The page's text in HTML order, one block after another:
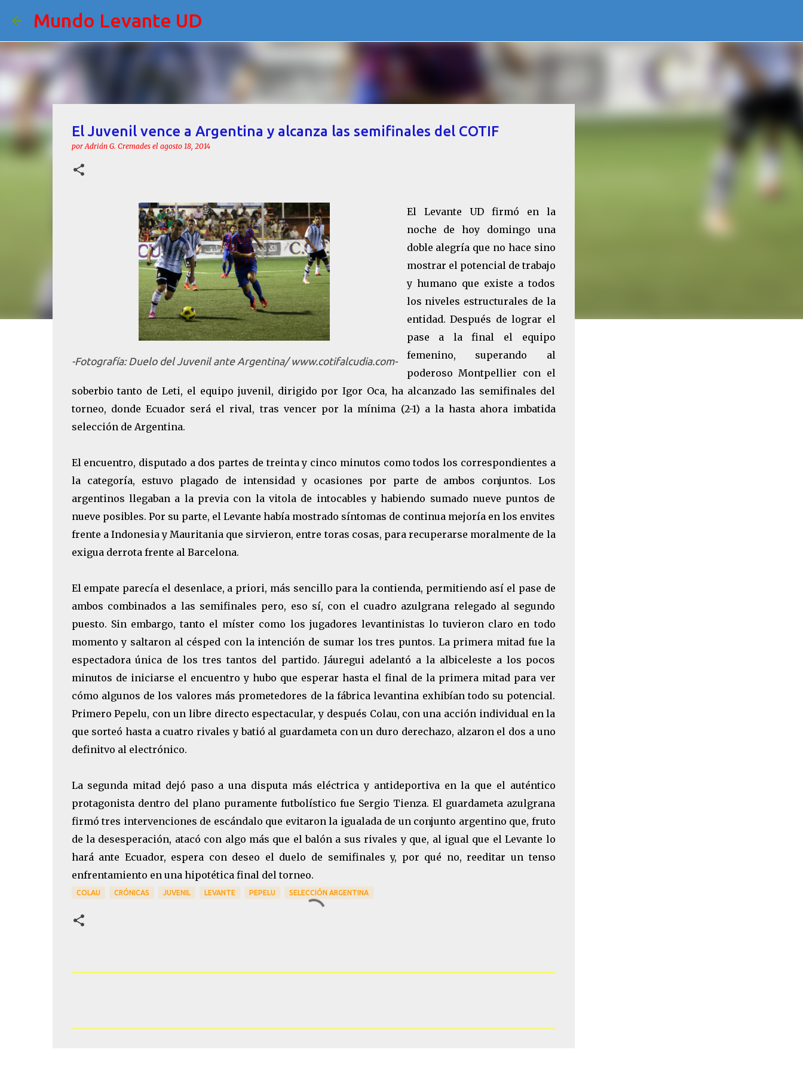
Mundo Levante UD
El Juvenil vence a Argentina y alcanza las semifinales del COTIF
porAdrián G. Cremades el agosto 18, 2014
-Fotografía: Duelo del Juvenil ante Argentina/ www.cotifalcudia.com-
El Levante UD firmó en la
noche de hoy domingo una
doble alegría que no hace sino
mostrar el potencial de trabajo
y humano que existe a todos
los niveles estructurales de la
entidad. Después de lograr el
pase a la final el equipo
femenino, superando al
poderoso Montpellier con el
soberbio tanto de Leti, el equipo juvenil, dirigido por Igor Oca, ha alcanzado las semifinales del
torneo, donde Ecuador será el rival, tras vencer por la mínima (2-1) a la hasta ahora imbatida
selección de Argentina.
El encuentro, disputado a dos partes de treinta y cinco minutos como todos los correspondientes a
la categoría, estuvo plagado de intensidad y ocasiones por parte de ambos conjuntos. Los
argentinos llegaban a la previa con la vitola de intocables y habiendo sumado nueve puntos de
nueve posibles. Por su parte, el Levante había mostrado síntomas de continua mejoría en los envites
frente a Indonesia y Mauritania que sirvieron, entre toras cosas, para recuperarse moralmente de la
exigua derrota frente al Barcelona.
El empate parecía el desenlace, a priori, más sencillo para la contienda, permitiendo así el pase de
ambos combinados a las semifinales pero, eso sí, con el cuadro azulgrana relegado al segundo
puesto. Sin embargo, tanto el míster como los jugadores levantinistas lo tuvieron claro en todo
momento y saltaron al césped con la intención de sumar los tres puntos. La primera mitad fue la
espectadora única de los tres tantos del partido. Jáuregui adelantó a la albiceleste a los pocos
minutos de iniciarse el encuentro y hubo que esperar hasta el final de la primera mitad para ver
cómo algunos de los valores más prometedores de la fábrica levantina exhibían todo su potencial.
Primero Pepelu, con un libre directo espectacular, y después Colau, con una acción individual en la
que sorteó hasta a cuatro rivales y batió al guardameta con un duro derechazo, alzaron el dos a uno
definitvo al electrónico.
La segunda mitad dejó paso a una disputa más eléctrica y antideportiva en la que el auténtico
protagonista dentro del plano puramente futbolístico fue Sergio Tienza. El guardameta azulgrana
firmó tres intervenciones de escándalo que evitaron la igualada de un conjunto argentino que, fruto
de la desesperación, atacó con algo más que el balón a sus rivales y que, al igual que el Levante lo
hará ante Ecuador, espera con deseo el duelo de semifinales y, por qué no, reeditar un tenso
enfrentamiento en una hipotética final del torneo.
COLAU CRÓNICAS JUVENIL LEVANTE PEPELU SELECCIÓN ARGENTINA